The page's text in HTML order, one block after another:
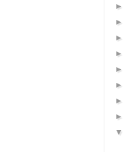
►
►
►
►
►
►
►
►
▼